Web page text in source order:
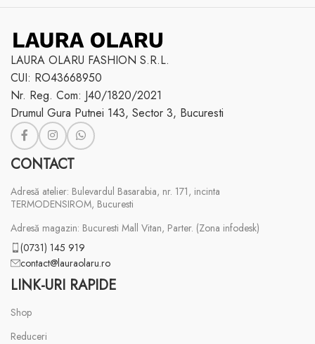
LAURA OLARU FASHION S.R.L.
CUI: RO43668950
Nr. Reg. Com: J40/1820/2021
Drumul Gura Putnei 143, Sector 3, Bucuresti
CONTACT
Adresă atelier: Bulevardul Basarabia, nr. 171, incinta
TERMODENSIROM, Bucuresti
Adresă magazin: Bucuresti Mall Vitan, Parter. (Zona infodesk)
(0731) 145 919
contact@lauraolaru.ro
LINK-URI RAPIDE
Shop
Reduceri